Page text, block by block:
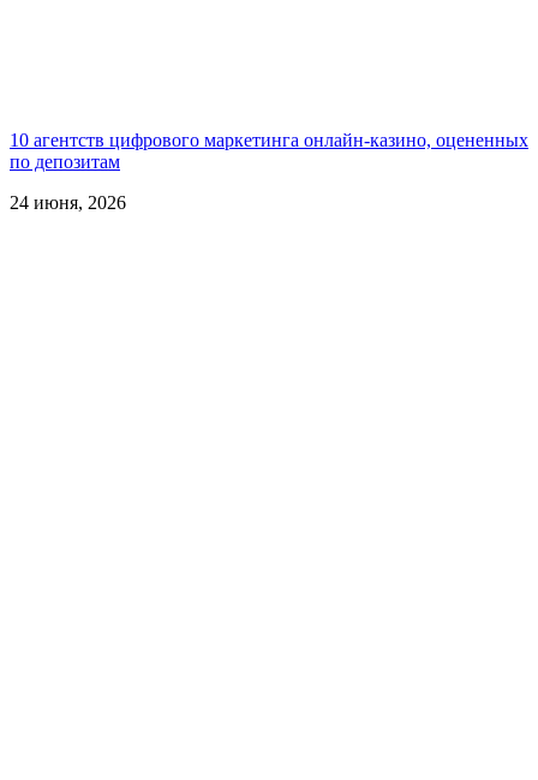
10 агентств цифрового маркетинга онлайн-казино, оцененных
по депозитам
24 июня, 2026